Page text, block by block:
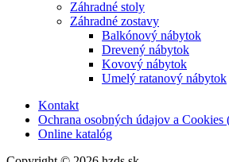
Záhradné stoly
Záhradné zostavy
Balkónový nábytok
Drevený nábytok
Kovový nábytok
Umelý ratanový nábytok
Kontakt
Ochrana osobných údajov a Cookies
Online katalóg